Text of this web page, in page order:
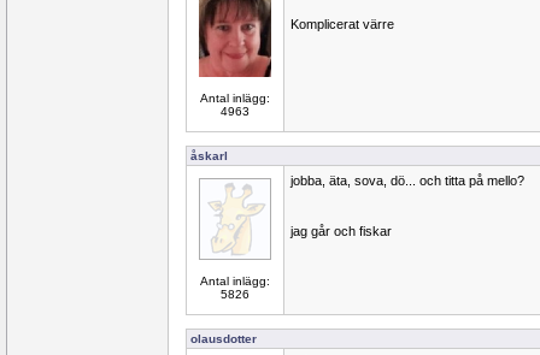
Antal inlägg:
4963
Komplicerat värre
åskarl
Antal inlägg:
5826
jobba, äta, sova, dö... och titta på mello?
jag går och fiskar
olausdotter